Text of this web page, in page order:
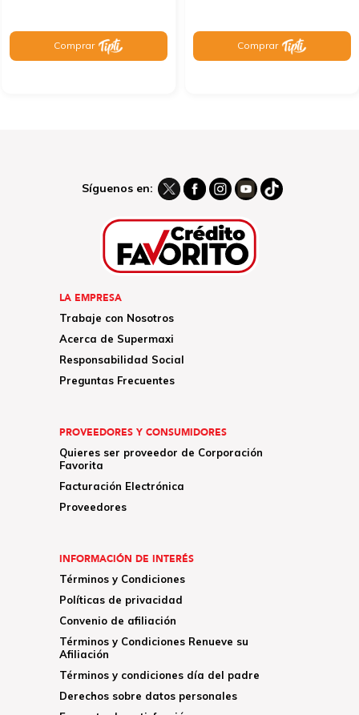
Comprar Comprar
Síguenos en:
LA EMPRESA
Trabaje con Nosotros
Acerca de Supermaxi
Responsabilidad Social
Preguntas Frecuentes
PROVEEDORES Y CONSUMIDORES
Quieres ser proveedor de Corporación
Favorita
Facturación Electrónica
Proveedores
INFORMACIÓN DE INTERÉS
Términos y Condiciones
Políticas de privacidad
Convenio de afiliación
Términos y Condiciones Renueve su
Afiliación
Términos y condiciones día del padre
Derechos sobre datos personales